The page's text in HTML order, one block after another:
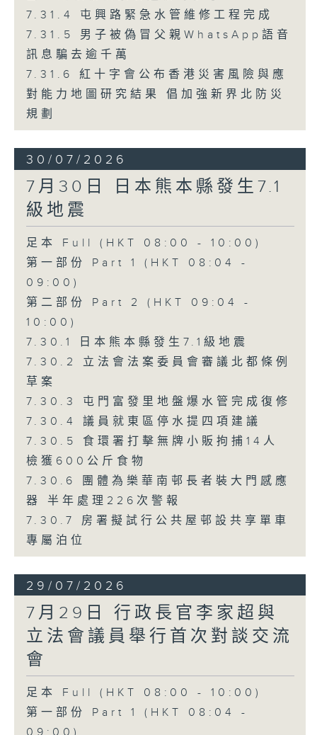
7.31.4 屯興路緊急水管維修工程完成
7.31.5 男子被偽冒父親WhatsApp語音
訊息騙去逾千萬
7.31.6 紅十字會公布香港災害風險與應
對能力地圖研究結果 倡加強新界北防災
規劃
30/07/2026
7月30日 日本熊本縣發生7.1
級地震
足本 Full (HKT 08:00 - 10:00)
第一部份 Part 1 (HKT 08:04 -
09:00)
第二部份 Part 2 (HKT 09:04 -
10:00)
7.30.1 日本熊本縣發生7.1級地震
7.30.2 立法會法案委員會審議北都條例
草案
7.30.3 屯門富發里地盤爆水管完成復修
7.30.4 議員就東區停水提四項建議
7.30.5 食環署打擊無牌小販拘捕14人
檢獲600公斤食物
7.30.6 團體為樂華南邨長者裝大門感應
器 半年處理226次警報
7.30.7 房署擬試行公共屋邨設共享單車
專屬泊位
29/07/2026
7月29日 行政長官李家超與
立法會議員舉行首次對談交流
會
足本 Full (HKT 08:00 - 10:00)
第一部份 Part 1 (HKT 08:04 -
09:00)